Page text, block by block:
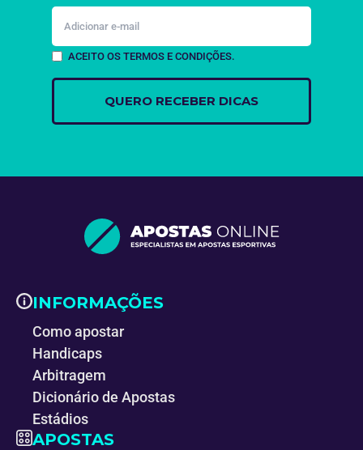
ACEITO OS TERMOS E CONDIÇÕES.
INFORMAÇÕES
Como apostar
Handicaps
Arbitragem
Dicionário de Apostas
Estádios
APOSTAS